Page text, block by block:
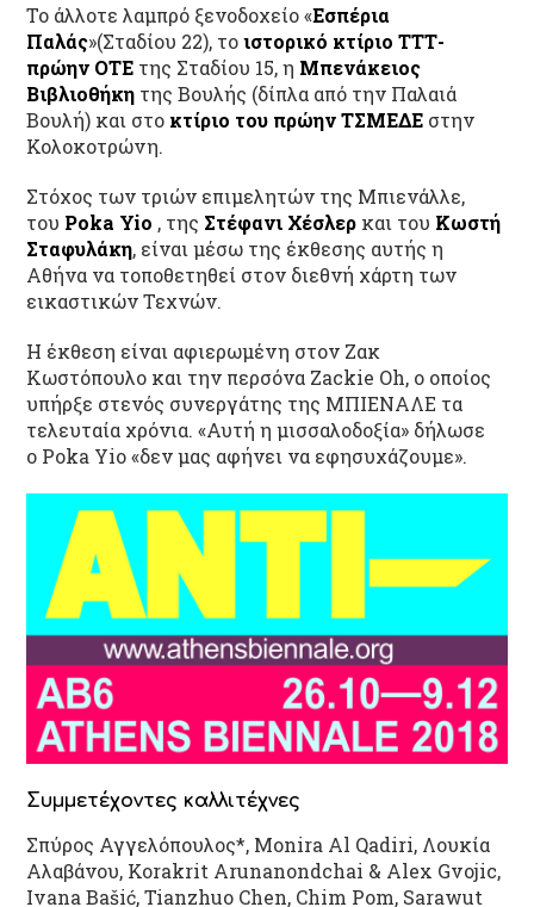
Το άλλοτε λαμπρό ξενοδοχείο «Εσπέρια
Παλάς»(Σταδίου 22), τοιστορικό κτίριο ΤΤΤ-
πρώην ΟΤΕ της Σταδίου 15, η Μπενάκειος
Βιβλιοθήκη της Βουλής (δίπλα από την Παλαιά
Βουλή) και στο κτίριο του πρώην ΤΣΜΕΔΕ στην
Κολοκοτρώνη.
Στόχος των τριών επιμελητών της Μπιενάλλε,
του Poka Yio , της Στέφανι Χέσλερ και του Κωστή
Σταφυλάκη, είναι μέσω της έκθεσης αυτής η
Αθήνα να τοποθετηθεί στον διεθνή χάρτη των
εικαστικών Τεχνών.
Η έκθεση είναι αφιερωμένη στον Ζακ
Κωστόπουλο και την περσόνα Zackie Oh, ο οποίος
υπήρξε στενός συνεργάτης της ΜΠΙΕΝΑΛΕ τα
τελευταία χρόνια. «Αυτή η μισσαλοδοξία» δήλωσε
ο Poka Yio «δεν μας αφήνει να εφησυχάζουμε».
Συμμετέχοντες καλλιτέχνες
Σπύρος Αγγελόπουλος*, Monira Al Qadiri, Λουκία
Αλαβάνου, Korakrit Arunanondchai & Alex Gvojic,
Ivana Bašić, Tianzhuo Chen, Chim Pom, Sarawut